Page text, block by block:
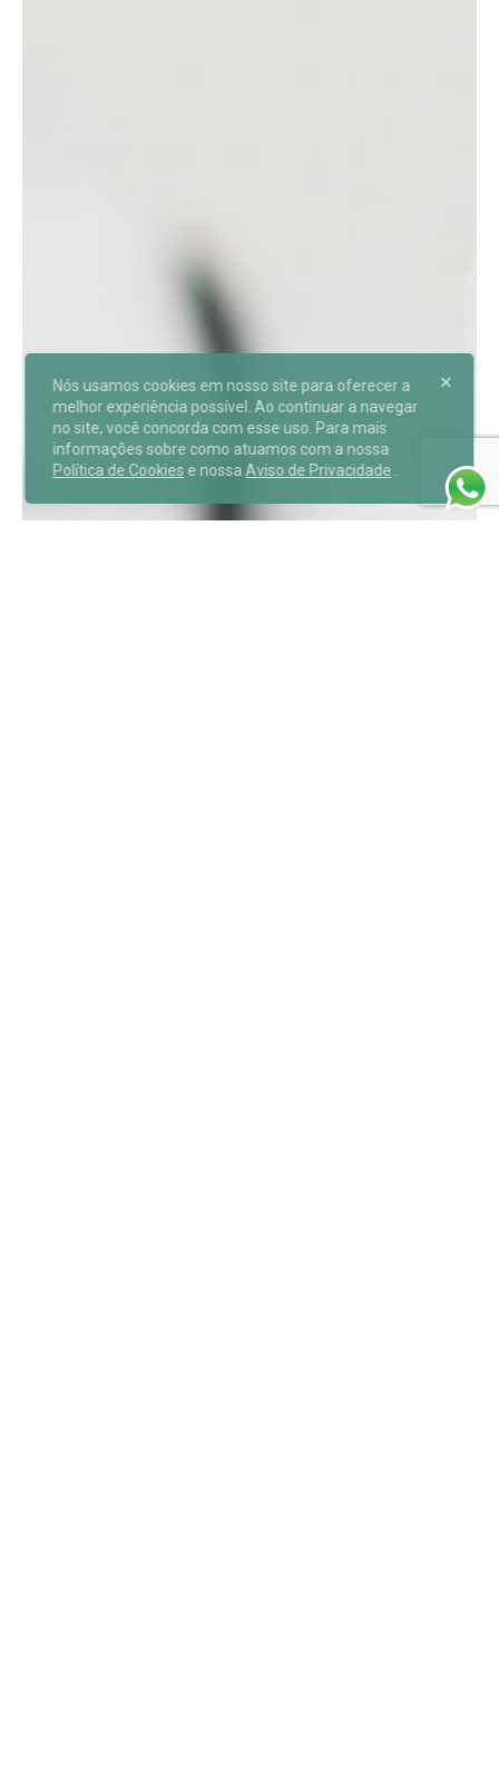
Nós usamos cookies em nosso site para oferecer a
melhor experiência possível. Ao continuar a navegar
no site, você concorda com esse uso. Para mais
informações sobre como atuamos com a nossa
Política de Cookies e nossa Aviso de Privacidade